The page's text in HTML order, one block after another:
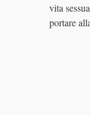
vita
portare